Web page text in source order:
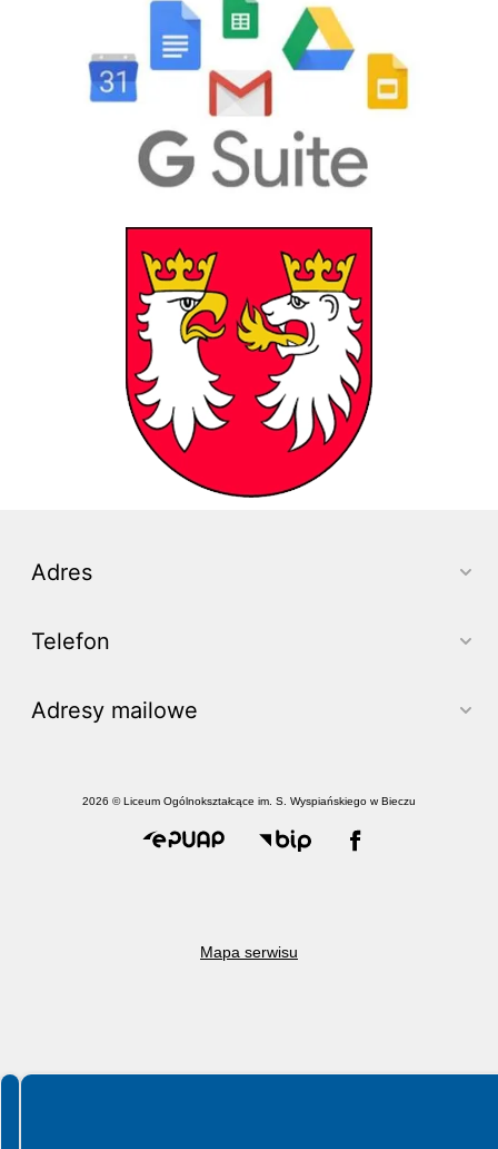
Powiat Gorlicki
Adres
Telefon
Adresy mailowe
2026 © Liceum Ogólnokształcące im. S. Wyspiańskiego w Bieczu
Mapa serwisu
Spełniamy standardy WCAG 2.2
Spełniamy standardy W3C